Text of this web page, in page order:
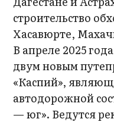
строительство
Хасавюрте,
В апреле 2025
двум новым
«Каспий»,
автодорожной
— юг». Ведутся